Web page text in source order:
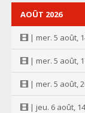
AOÛT 2026
| mer. 5 août,
| mer. 5 août,
| mer. 5 août,
| jeu. 6 août,